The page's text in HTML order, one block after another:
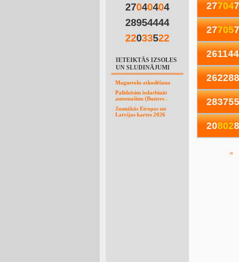
27040404
28954444
22033522
IETEIKTĀS IZSOLES
UN SLUDINĀJUMI
Magnetolu atkodēšana
Palīdzēsim iedarbināt
automašīnu (Busters .
Jaunākās Eiropas un
Latvijas kartes 2026
27704
27705
20802
«